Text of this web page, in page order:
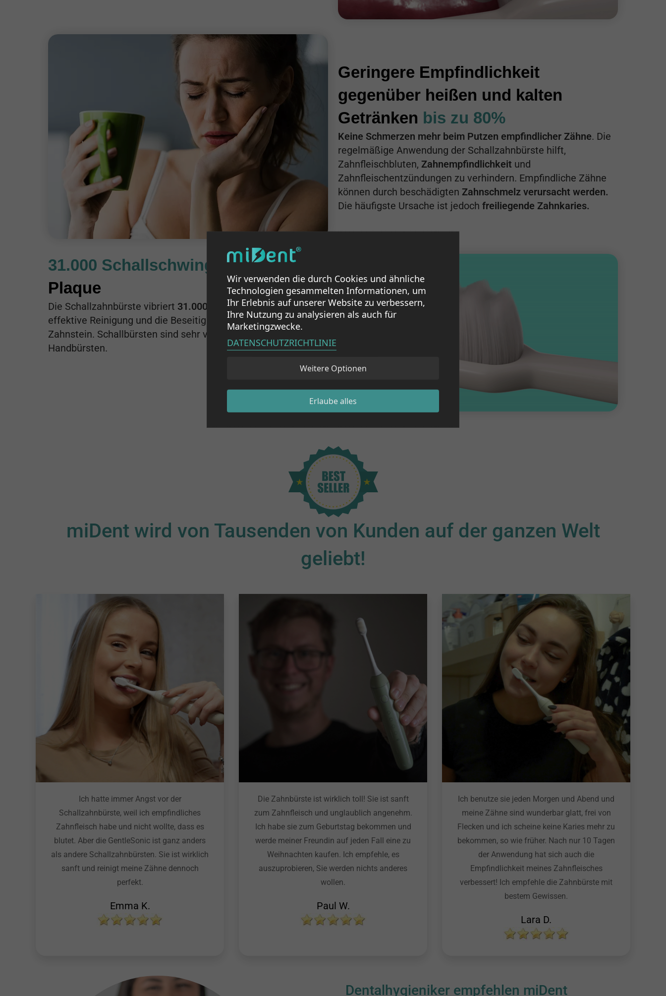
Geringere Empfindlichkeit
gegenüber heißen und kalten
Getränken bis zu 80%
Keine Schmerzen mehr beim Putzen empfindlicher Zähne. Die
regelmäßige Anwendung der Schallzahnbürste hilft,
Zahnfleischbluten, Zahnempfindlichkeit und
Zahnfleischentzündungen zu verhindern. Empfindliche Zähne
können durch beschädigten Zahnschmelz verursacht werden.
Die häufigste Ursache ist jedoch freiliegende Zahnkaries.
31.000 Schallschwingungengegen
Plaque
Die Schallzahnbürste vibriert 31.000 Mal pro Minute für eine
effektive Reinigung und die Beseitigung von Plaque und
Zahnstein. Schallbürsten sind sehr viel
als
Handbürsten.
miDent wird von Tausenden von Kunden auf der ganzen Welt
geliebt!
Ich hatte immer Angst vor der
Schallzahnbürste, weil ich empfindliches
Zahnfleisch habe und nicht wollte, dass es
blutet. Aber die GentleSonic ist ganz anders
als andere Schallzahnbürsten. Sie ist wirklich
sanft und reinigt meine Zähne dennoch
perfekt.
Emma K.
Die Zahnbürste ist wirklich toll! Sie ist sanft
zum Zahnfleisch und unglaublich angenehm.
Ich habe sie zum Geburtstag bekommen und
werde meiner Freundin auf jeden Fall eine zu
Weihnachten kaufen. Ich empfehle, es
auszuprobieren, Sie werden nichts anderes
wollen.
Paul W.
Ich benutze sie jeden Morgen und Abend und
meine Zähne sind wunderbar glatt, frei von
Flecken und ich scheine keine Karies mehr zu
bekommen, so wie früher. Nach nur 10 Tagen
der Anwendung hat sich auch die
Empfindlichkeit meines Zahnfleisches
verbessert! Ich empfehle die Zahnbürste mit
bestem Gewissen.
Lara D.
Dentalhygieniker empfehlen miDent
Wir verwenden die durch Cookies und ähnliche
Technologien gesammelten Informationen, um
Ihr Erlebnis auf unserer Website zu verbessern,
Ihre Nutzung zu analysieren als auch für
Marketingzwecke.
DATENSCHUTZRICHTLINIE
Weitere Optionen
Erlaube alles